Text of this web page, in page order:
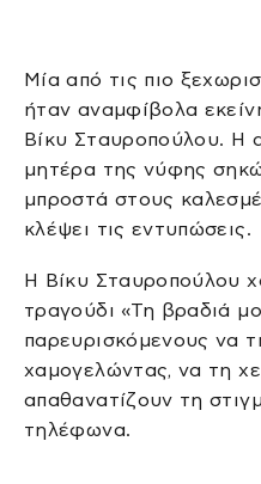
Μία από τις πιο
ήταν αναμφίβολα
Βίκυ Σταυροπούλου. Η
μητέρα της νύφης
μπροστά στους
κλέψει τις εντυπώσεις.
Η Βίκυ Σταυροπούλου
τραγούδι «Τη βραδιά
παρευρισκόμενους να
χαμογελώντας, να τη
απαθανατίζουν τη
τηλέφωνα.